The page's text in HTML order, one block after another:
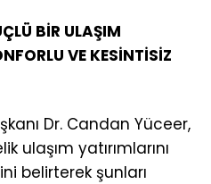
BİR ULAŞIM
VE KESİNTİSİZ
Dr. Candan Yüceer,
ulaşım yatırımlarını
belirterek şunları